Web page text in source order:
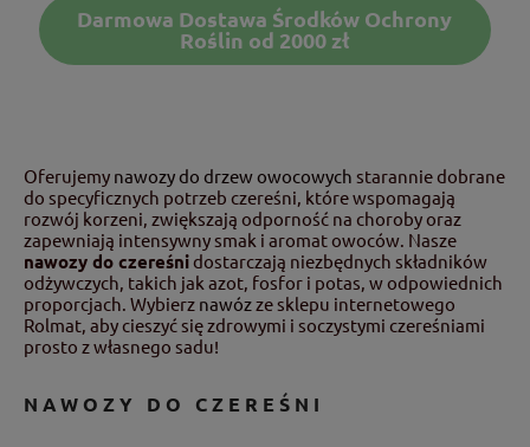
Darmowa Dostawa Środków Ochrony
Roślin od 2000 zł
Oferujemy nawozy do drzew owocowych starannie dobrane
do specyficznych potrzeb czereśni, które wspomagają
rozwój korzeni, zwiększają odporność na choroby oraz
zapewniają intensywny smak i aromat owoców. Nasze
nawozy do czereśnidostarczają niezbędnych składników
odżywczych, takich jak azot, fosfor i potas, w odpowiednich
proporcjach. Wybierz nawózze sklepu internetowego
Rolmat, aby cieszyć się zdrowymi i soczystymi czereśniami
prosto z własnego sadu!
NAWOZY DO CZEREŚNI